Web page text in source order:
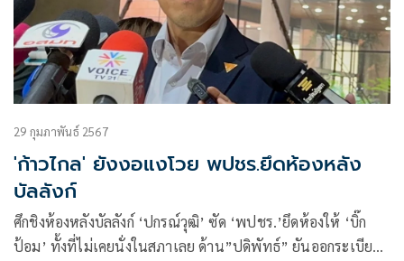
29 กุมภาพันธ์ 2567
'ก้าวไกล' ยังงอแงโวย พปชร.ยึดห้องหลัง
บัลลังก์
ศึกชิงห้องหลังบัลลังก์ ‘ปกรณ์วุฒิ’ ซัด ‘พปชร.’ยึดห้องให้ ‘บิ๊ก
ป้อม’ ทั้งที่ไม่เคยนั่งในสภาเลย ด้าน”ปดิพัทธ์” ยันออกระเบียบ